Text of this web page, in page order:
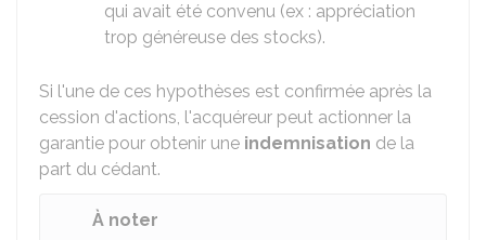
qui avait été convenu (ex : appréciation
trop généreuse des stocks).
Si l'une de ces hypothèses est confirmée après la
cession d'actions, l'acquéreur peut actionner la
garantie pour obtenir une indemnisation de la
part du cédant.
À noter